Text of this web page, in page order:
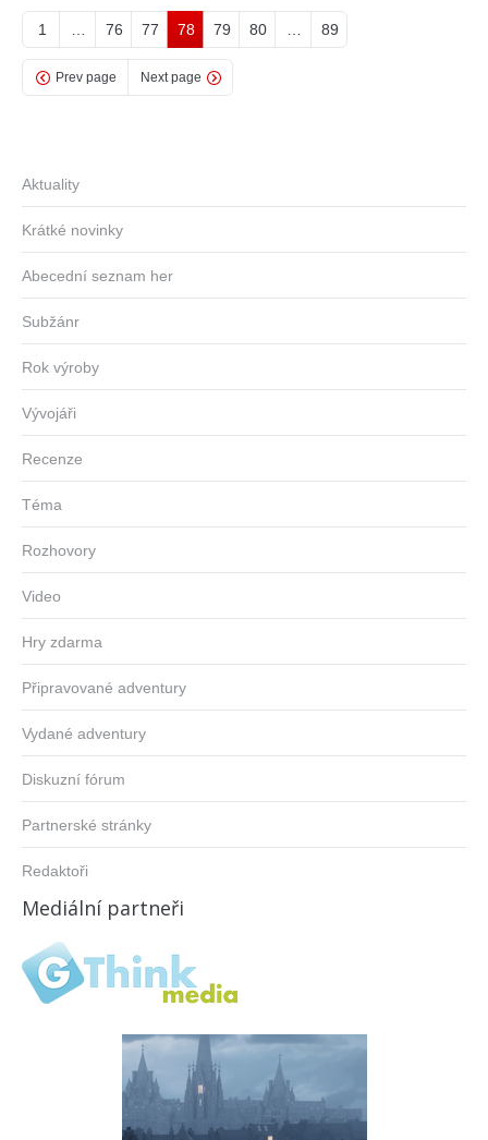
1 76 77 78 79 80 89
Prev page Next page
Aktuality
Krátké novinky
Abecední seznam her
Subžánr
Rok výroby
Vývojáři
Recenze
Téma
Rozhovory
Video
Hry zdarma
Připravované adventury
Vydané adventury
Diskuzní fórum
Partnerské stránky
Redaktoři
Mediální partneři